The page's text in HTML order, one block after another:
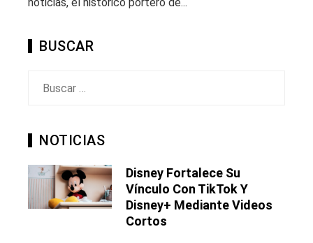
noticias, el histórico portero de...
BUSCAR
NOTICIAS
Disney Fortalece Su
Vínculo Con TikTok Y
Disney+ Mediante Videos
Cortos